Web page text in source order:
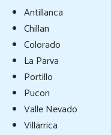
Informacion Turistica
Contacto
Antillanca
Chillan
Colorado
La Parva
Portillo
Pucon
Valle Nevado
Villarrica